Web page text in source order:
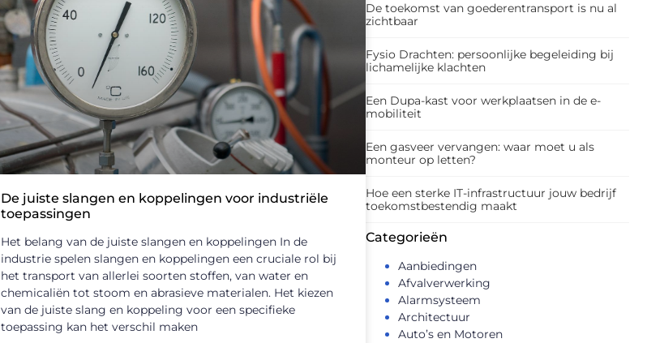
De toekomst van goederentransport is nu al
zichtbaar
Fysio Drachten: persoonlijke begeleiding bij
lichamelijke klachten
Een Dupa-kast voor werkplaatsen in de e-
mobiliteit
Een gasveer vervangen: waar moet u als
monteur op letten?
Hoe een sterke IT-infrastructuur jouw bedrijf
toekomstbestendig maakt
Categorieën
Aanbiedingen
Afvalverwerking
Alarmsysteem
Architectuur
Auto’s en Motoren
De juiste slangen en koppelingen voor industriële
toepassingen
Het belang van de juiste slangen en koppelingen In de
industrie spelen slangen en koppelingen een cruciale rol bij
het transport van allerlei soorten stoffen, van water en
chemicaliën tot stoom en abrasieve materialen. Het kiezen
van de juiste slang en koppeling voor een specifieke
toepassing kan het verschil maken